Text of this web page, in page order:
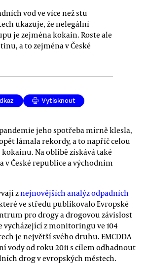
vod ve více než stu
ukazuje, že nelegální
je zejména kokain. Roste ale
a to zejména v České
Vytisknout
jeho spotřeba mírně klesla,
lámala rekordy, a to napříč celou
kokainu. Na oblibě získává také
v České republice a východním
znejnovějších analýz odpadních
ve středu publikovalo Evropské
pro drogy a drogovou závislost
vycházející z monitoringu ve 104
je největší svého druhu. EMCDDA
vody od roku 2011 s cílem odhadnout
drog v evropských městech.